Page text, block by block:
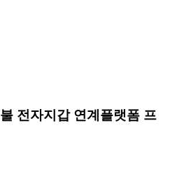
전자지갑 연계플랫폼 프